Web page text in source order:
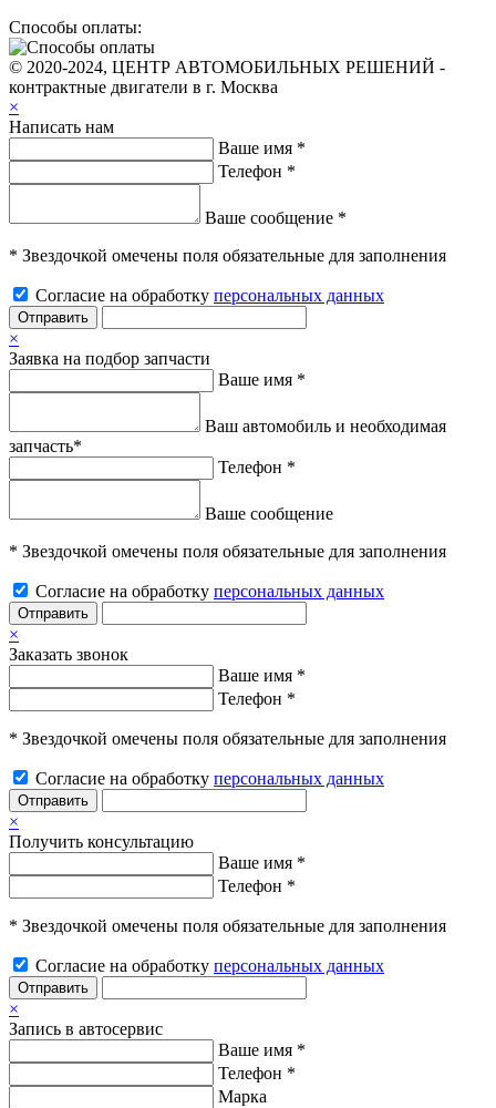
Способы оплаты:
© 2020-2024, ЦЕНТР АВТОМОБИЛЬНЫХ РЕШЕНИЙ -
контрактные двигатели в г. Москва
×
Написать нам
Ваше имя *
Телефон *
Ваше сообщение *
* Звездочкой омечены поля обязательные для заполнения
Согласие на обработку персональных данных
Отправить
×
Заявка на подбор запчасти
Ваше имя *
Ваш автомобиль и необходимая
запчасть*
Телефон *
Ваше сообщение
* Звездочкой омечены поля обязательные для заполнения
Согласие на обработку персональных данных
Отправить
×
Заказать звонок
Ваше имя *
Телефон *
* Звездочкой омечены поля обязательные для заполнения
Согласие на обработку персональных данных
Отправить
×
Получить консультацию
Ваше имя *
Телефон *
* Звездочкой омечены поля обязательные для заполнения
Согласие на обработку персональных данных
Отправить
×
Запись в автосервис
Ваше имя *
Телефон *
Марка